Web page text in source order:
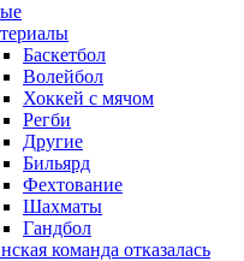
Баскетбол
Волейбол
Хоккей с мячом
Регби
Другие
Бильярд
Фехтование
Шахматы
Гандбол
команда отказалась